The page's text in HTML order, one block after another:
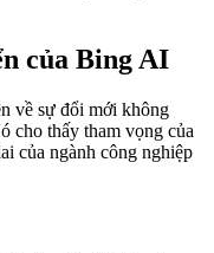
của Bing AI
về sự đổi mới không
cho thấy tham vọng của
của ngành công nghiệp